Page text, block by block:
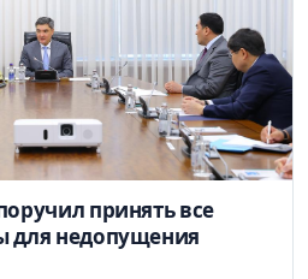
принять все
для недопущения